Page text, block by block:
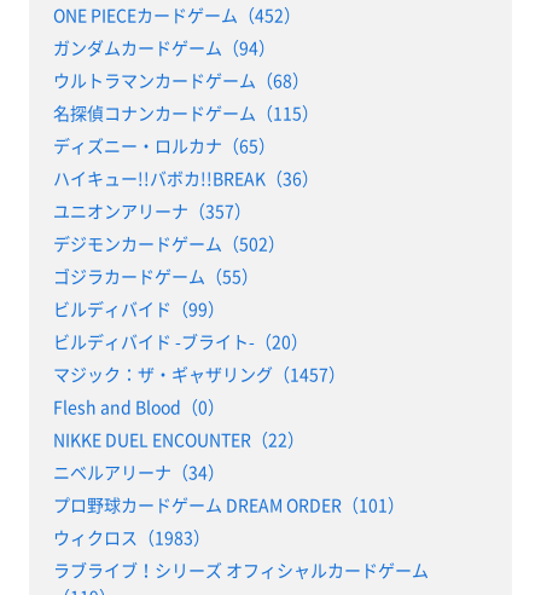
ONE PIECEカードゲーム（452）
ガンダムカードゲーム（94）
ウルトラマンカードゲーム（68）
名探偵コナンカードゲーム（115）
ディズニー・ロルカナ（65）
ハイキュー!!バボカ!!BREAK（36）
ユニオンアリーナ（357）
デジモンカードゲーム（502）
ゴジラカードゲーム（55）
ビルディバイド（99）
ビルディバイド -ブライト-（20）
マジック：ザ・ギャザリング（1457）
Flesh and Blood（0）
NIKKE DUEL ENCOUNTER（22）
ニベルアリーナ（34）
プロ野球カードゲーム DREAM ORDER（101）
ウィクロス（1983）
ラブライブ！シリーズ オフィシャルカードゲーム